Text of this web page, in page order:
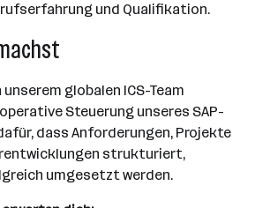
und Qualifikation.
unserem globalen ICS-Team
Steuerung unseres SAP-
dass Anforderungen, Projekte
strukturiert,
umgesetzt werden.